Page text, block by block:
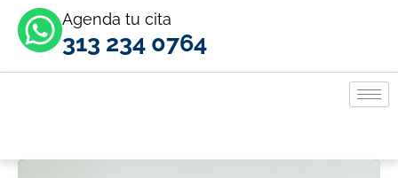
Agenda tu cita
313 234 0764